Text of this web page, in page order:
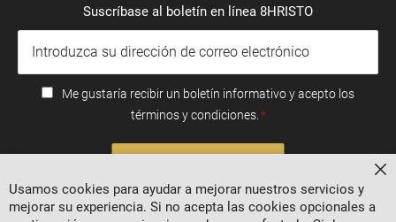
Suscríbase al boletín en línea 8HRISTO
Me gustaría recibir un boletín informativo y acepto los
términos y condiciones.
Usamos cookies para ayudar a mejorar nuestros servicios y
mejorar su experiencia. Si no acepta las cookies opcionales a